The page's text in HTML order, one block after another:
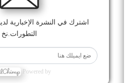
اشترك في النشرة الإخبارية
التطورات.نخ
Powered by